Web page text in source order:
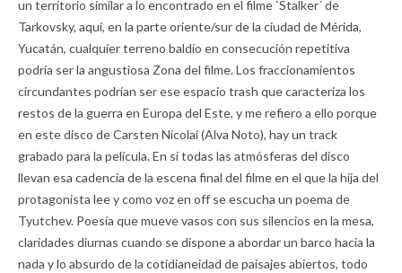
un territorio similar a lo encontrado en el filme `Stalker´ de
Tarkovsky, aquí, en la parte oriente/sur de la ciudad de Mérida,
Yucatán, cualquier terreno baldío en consecución repetitiva
podría ser la angustiosa Zona del filme. Los fraccionamientos
circundantes podrían ser ese espacio trash que caracteriza los
restos de la guerra en Europa del Este, y me refiero a ello porque
en este disco de Carsten Nicolai (Alva Noto), hay un track
grabado para la película. En sí todas las atmósferas del disco
llevan esa cadencia de la escena final del filme en el que la hija del
protagonista lee y como voz en off se escucha un poema de
Tyutchev. Poesía que mueve vasos con sus silencios en la mesa,
claridades diurnas cuando se dispone a abordar un barco hacia la
nada y lo absurdo de la cotidianeidad de paisajes abiertos, todo